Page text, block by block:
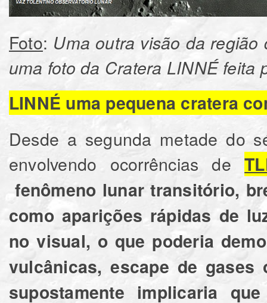
Foto: Uma outra visão da
uma foto da Cratera LINNÉ feita
LINNÉ uma pequena cratera
Desde a segunda metade do
envolvendo ocorrências de
fenômeno lunar transitório,
como aparições rápidas de
no visual, o que poderia
vulcânicas, escape de
supostamente implicaria